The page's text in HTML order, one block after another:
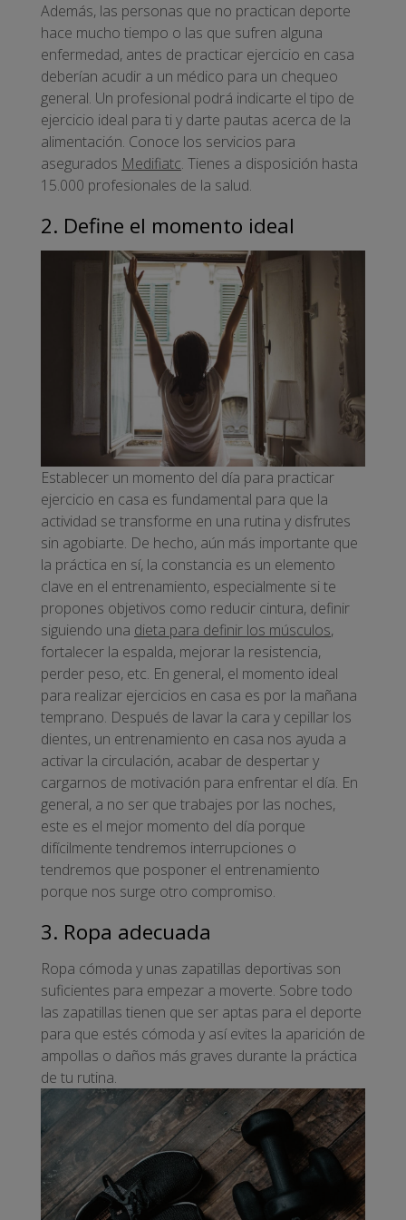
Además, las personas que no practican deporte
hace mucho tiempo o las que sufren alguna
enfermedad, antes de practicar ejercicio en casa
deberían acudir a un médico para un chequeo
general. Un profesional podrá indicarte el tipo de
ejercicio ideal para ti y darte pautas acerca de la
alimentación. Conoce los servicios para
asegurados Medifiatc. Tienes a disposición hasta
15.000 profesionales de la salud.
2. Define el momento ideal
Establecer un momento del día para practicar
ejercicio en casa es fundamental para que la
actividad se transforme en una rutina y disfrutes
sin agobiarte. De hecho, aún más importante que
la práctica en sí, la constancia es un elemento
clave en el entrenamiento, especialmente si te
propones objetivos como reducir cintura, definir
siguiendo una dieta para definir los músculos,
fortalecer la espalda, mejorar la resistencia,
perder peso, etc. En general, el momento ideal
para realizar ejercicios en casa es por la mañana
temprano. Después de lavar la cara y cepillar los
dientes, un entrenamiento en casa nos ayuda a
activar la circulación, acabar de despertar y
cargarnos de motivación para enfrentar el día. En
general, a no ser que trabajes por las noches,
este es el mejor momento del día porque
difícilmente tendremos interrupciones o
tendremos que posponer el entrenamiento
porque nos surge otro compromiso.
3. Ropa adecuada
Ropa cómoda y unas zapatillas deportivas son
suficientes para empezar a moverte. Sobre todo
las zapatillas tienen que ser aptas para el deporte
para que estés cómoda y así evites la aparición de
ampollas o daños más graves durante la práctica
de tu rutina.